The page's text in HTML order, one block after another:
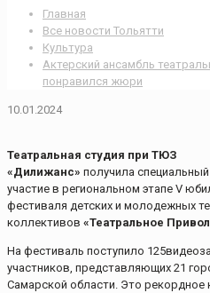
Главная
Все новости Тольятти
Культура
Актерский ансамбль
понравился жюри
10.01.2024
Театральная студия при ТЮЗ
«Дилижанс» получила
участие в региональном этапе V
фестиваля детских и молодежных
коллективов «Театральное
На фестиваль поступило
участников, представляющих 21
Самарской области. Это рекордное